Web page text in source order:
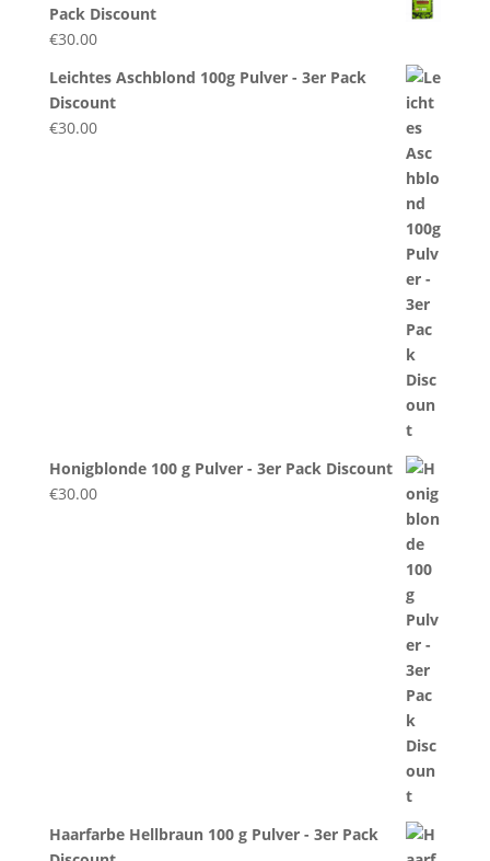
Pack Discount
€30.00
Leichtes Aschblond 100g Pulver - 3er Pack
Discount
€30.00
Honigblonde 100 g Pulver - 3er Pack Discount
€30.00
Haarfarbe Hellbraun 100 g Pulver - 3er Pack